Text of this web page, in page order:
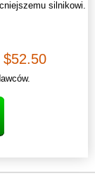
silnikowi.
$52.50